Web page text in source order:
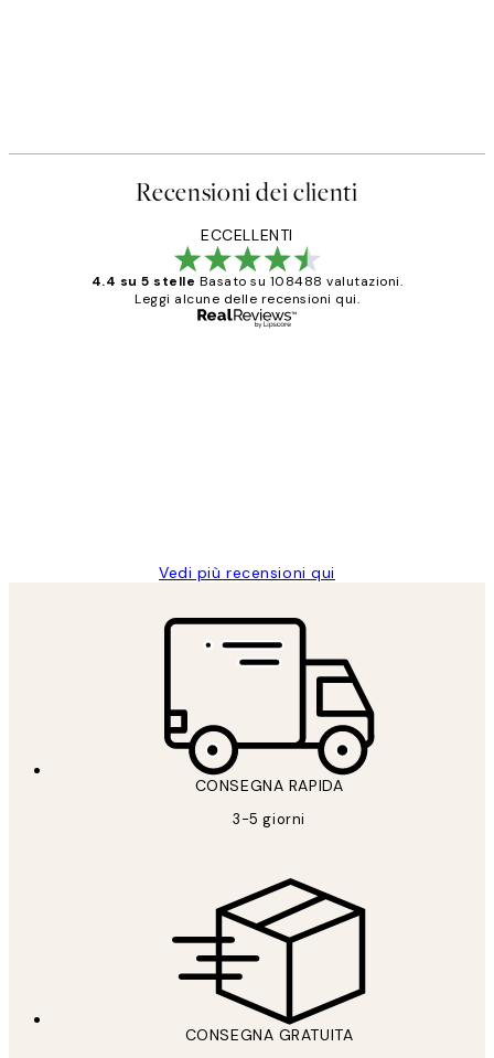
Recensioni dei clienti
ECCELLENTI
4.4 su 5 stelle Basato su 108488 valutazioni.
Leggi alcune delle recensioni qui.
Vedi più recensioni qui
CONSEGNA RAPIDA
3-5 giorni
CONSEGNA GRATUITA